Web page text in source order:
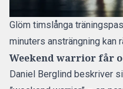
Glöm timslånga
minuters ansträngning kan
Weekend warrior får
Daniel Berglind beskriver